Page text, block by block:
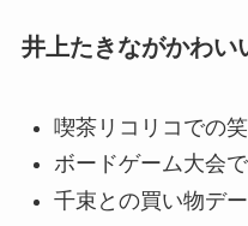
井上たきながかわい
喫茶リコリコでの
ボードゲーム大会
千束との買い物デ